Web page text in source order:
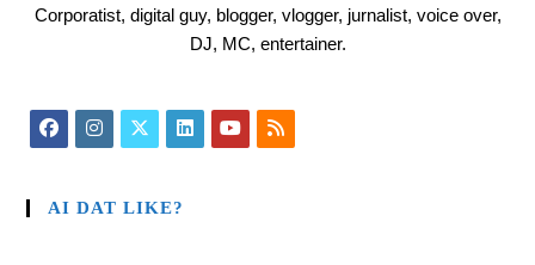
Corporatist, digital guy, blogger, vlogger, jurnalist, voice over,
DJ, MC, entertainer.
AI DAT LIKE?